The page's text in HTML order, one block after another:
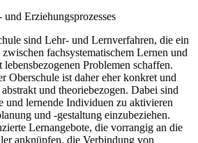
Erziehungsprozesses
sind Lehr- und Lernverfahren, die ein
zwischen fachsystematischem Lernen und
Problemen schaffen.
Oberschule ist daher eher konkret und
und theoriebezogen. Dabei sind
und lernende Individuen zu aktivieren
und -gestaltung einzubeziehen.
Lernangebote, die vorrangig an die
anknüpfen, die Verbindung von